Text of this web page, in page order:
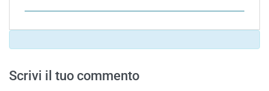
Scrivi il tuo commento